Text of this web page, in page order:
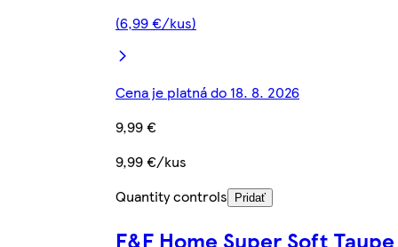
(6,99 €/kus)
Cena je platná do 18. 8. 2026
9,99 €
9,99 €/kus
Quantity controls
Pridať
F&F Home Super Soft Taupe